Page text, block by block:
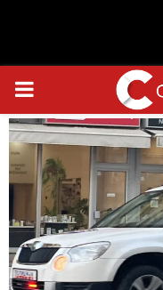
PRIMARY
MENU